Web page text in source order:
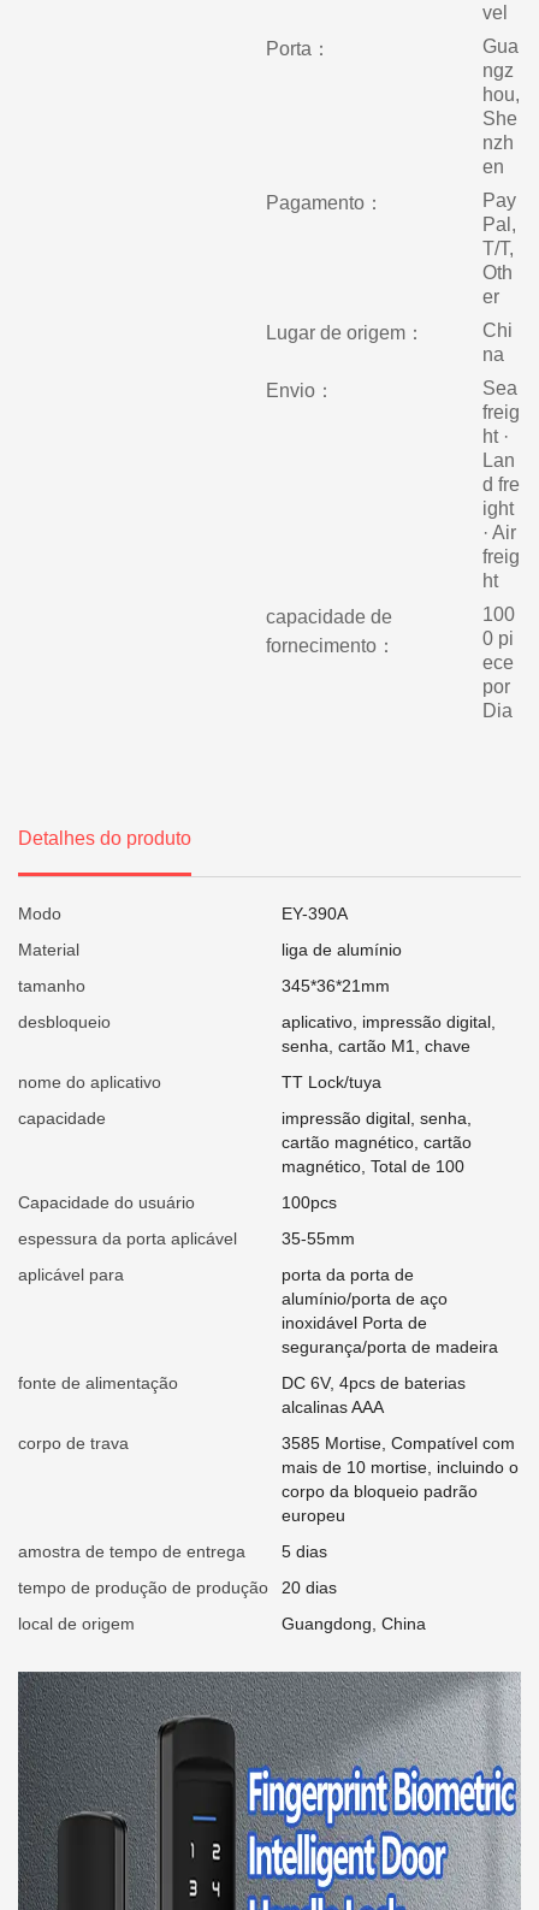
vel
Porta：
Gua
ngz
hou,
She
nzh
en
Pagamento：
Pay
Pal,
T/T,
Oth
er
Lugar de origem：
Chi
na
Envio：
Sea
freig
ht ·
Lan
d fre
ight
· Air
freig
ht
capacidade de
fornecimento：
100
0 pi
ece
por
Dia
Detalhes do produto
Modo
EY-390A
Material
liga de alumínio
tamanho
345*36*21mm
desbloqueio
aplicativo, impressão digital,
senha, cartão M1, chave
nome do aplicativo
TT Lock/tuya
capacidade
impressão digital, senha,
cartão magnético, cartão
magnético, Total de 100
Capacidade do usuário
100pcs
espessura da porta aplicável
35-55mm
aplicável para
porta da porta de
alumínio/porta de aço
inoxidável Porta de
segurança/porta de madeira
fonte de alimentação
DC 6V, 4pcs de baterias
alcalinas AAA
corpo de trava
3585 Mortise, Compatível com
mais de 10 mortise, incluindo o
corpo da bloqueio padrão
europeu
amostra de tempo de entrega
5 dias
tempo de produção de produção
20 dias
local de origem
Guangdong, China